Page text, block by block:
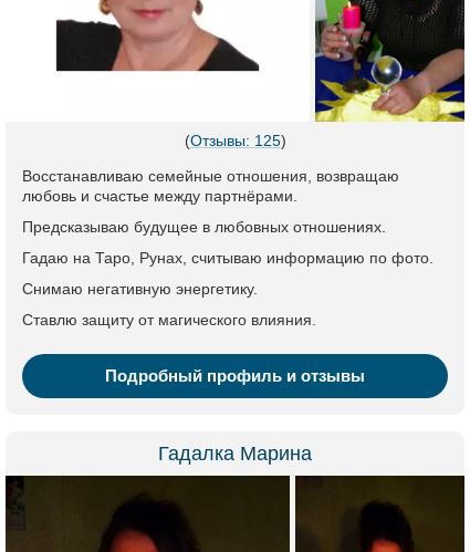
(Отзывы: 125)
Восстанавливаю семейные отношения, возвращаю
любовь и счастье между партнёрами.
Предсказываю будущее в любовных отношениях.
Гадаю на Таро, Рунах, считываю информацию по фото.
Снимаю негативную энергетику.
Ставлю защиту от магического влияния.
Подробный профиль и отзывы
Гадалка Марина